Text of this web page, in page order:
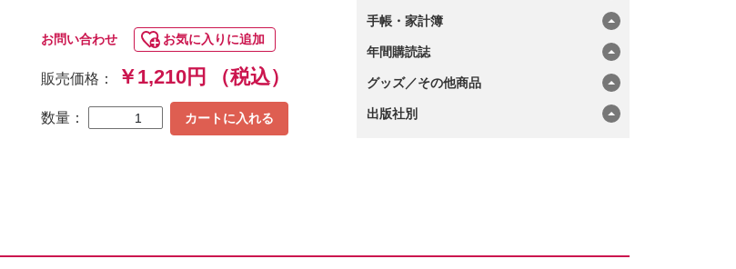
手帳・家計簿
年間購読誌
グッズ／その他商品
出版社別
お問い合わせ お気に入りに追加
販売価格： ￥1,210円 （税込）
数量： カートに入れる